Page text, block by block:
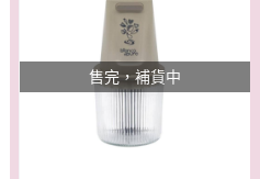
售完，補貨中